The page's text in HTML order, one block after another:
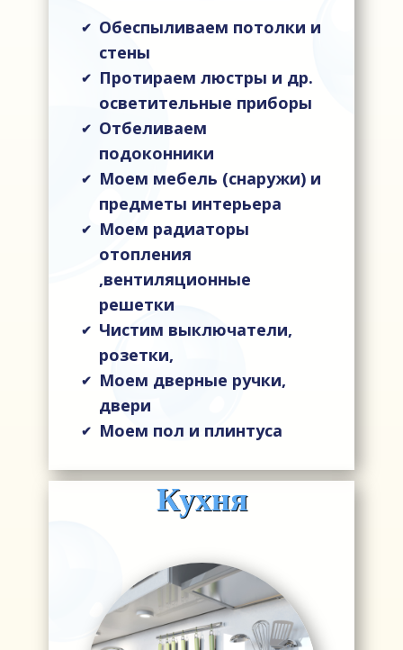
✔ Обеспыливаем потолки и
стены
✔ Протираем люстры и др.
осветительные приборы
✔ Отбеливаем
подоконники
✔ Моем мебель (снаружи) и
предметы интерьера
✔ Моем радиаторы
отопления
,вентиляционные
решетки
✔ Чистим выключатели,
розетки,
✔ Моем дверные ручки,
двери
✔ Моем пол и плинтуса
Кухня